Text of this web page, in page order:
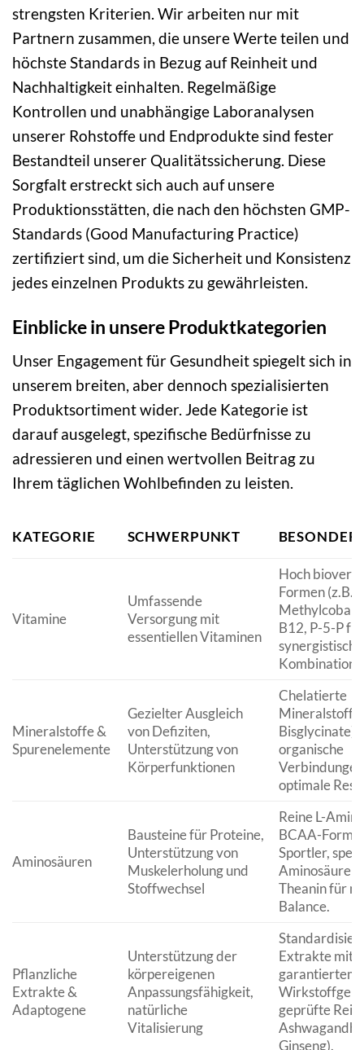
strengsten Kriterien. Wir arbeiten nur mit
Partnern zusammen, die unsere Werte teilen und
höchste Standards in Bezug auf Reinheit und
Nachhaltigkeit einhalten. Regelmäßige
Kontrollen und unabhängige Laboranalysen
unserer Rohstoffe und Endprodukte sind fester
Bestandteil unserer Qualitätssicherung. Diese
Sorgfalt erstreckt sich auch auf unsere
Produktionsstätten, die nach den höchsten GMP-
Standards (Good Manufacturing Practice)
zertifiziert sind, um die Sicherheit und Konsistenz
jedes einzelnen Produkts zu gewährleisten.
Einblicke in unsere Produktkategorien
Unser Engagement für Gesundheit spiegelt sich in
unserem breiten, aber dennoch spezialisierten
Produktsortiment wider. Jede Kategorie ist
darauf ausgelegt, spezifische Bedürfnisse zu
adressieren und einen wertvollen Beitrag zu
Ihrem täglichen Wohlbefinden zu leisten.
KATEGORIE SCHWERPUNKT
Vitamine
Umfassende
Versorgung mit
essentiellen Vitaminen
Hoch
Formen (z.B.
B12, P-5-P
synergistische
Mineralstoffe &
Spurenelemente
Gezielter Ausgleich
von Defiziten,
Unterstützung von
Körperfunktionen
Chelatierte
Mineralstoffe
Bisglycinate),
organische
optimale
Aminosäuren
Bausteine für Proteine,
Unterstützung von
Muskelerholung und
Stoffwechsel
Reine L-
BCAA-
Sportler,
Aminosäuren
Theanin für
Balance.
Pflanzliche
Extrakte &
Adaptogene
Unterstützung der
körpereigenen
Anpassungsfähigkeit,
natürliche
Vitalisierung
Extrakte mit
garantiertem
geprüfte
Ginseng).